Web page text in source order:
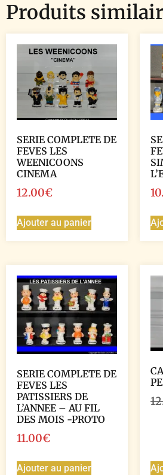
Produits
SERIE COMPLETE DE
FEVES LES
WEENICOONS
CINEMA
12.00€
Ajouter au panier
SERIE COMPLETE DE
FEVES LES
PATISSIERS DE
L’ANNEE – AU FIL
DES MOIS -PROTO
11.00€
Ajouter au panier